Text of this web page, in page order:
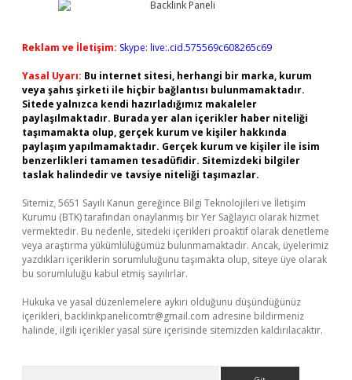
Reklam ve İletişim: Skype: live:.cid.575569c608265c69
Yasal Uyarı: Bu internet sitesi, herhangi bir marka, kurum
veya şahıs şirketi ile hiçbir bağlantısı bulunmamaktadır.
Sitede yalnızca kendi hazırladığımız makaleler
paylaşılmaktadır. Burada yer alan içerikler haber niteliği
taşımamakta olup, gerçek kurum ve kişiler hakkında
paylaşım yapılmamaktadır. Gerçek kurum ve kişiler ile isim
benzerlikleri tamamen tesadüfidir. Sitemizdeki bilgiler
taslak halindedir ve tavsiye niteliği taşımazlar.
Sitemiz, 5651 Sayılı Kanun gereğince Bilgi Teknolojileri ve İletişim
Kurumu (BTK) tarafından onaylanmış bir Yer Sağlayıcı olarak hizmet
vermektedir. Bu nedenle, sitedeki içerikleri proaktif olarak denetleme
veya araştırma yükümlülüğümüz bulunmamaktadır. Ancak, üyelerimiz
yazdıkları içeriklerin sorumluluğunu taşımakta olup, siteye üye olarak
bu sorumluluğu kabul etmiş sayılırlar.
Hukuka ve yasal düzenlemelere aykırı olduğunu düşündüğünüz
içerikleri, backlinkpanelicomtr@gmail.com adresine bildirmeniz
halinde, ilgili içerikler yasal süre içerisinde sitemizden kaldırılacaktır.